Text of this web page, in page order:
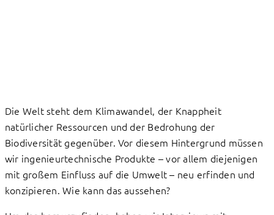
Die Welt steht dem Klimawandel, der Knappheit
natürlicher Ressourcen und der Bedrohung der
Biodiversität gegenüber. Vor diesem Hintergrund müssen
wir ingenieurtechnische Produkte – vor allem diejenigen
mit großem Einfluss auf die Umwelt – neu erfinden und
konzipieren. Wie kann das aussehen?